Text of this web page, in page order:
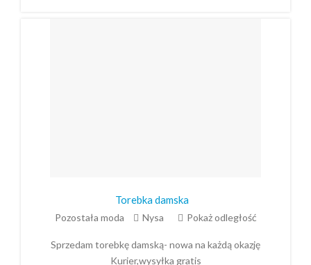
Torebka damska
Pozostała moda Nysa Pokaż odległość
Sprzedam torebkę damską- nowa na każdą okazję
Kurier,wysyłka gratis